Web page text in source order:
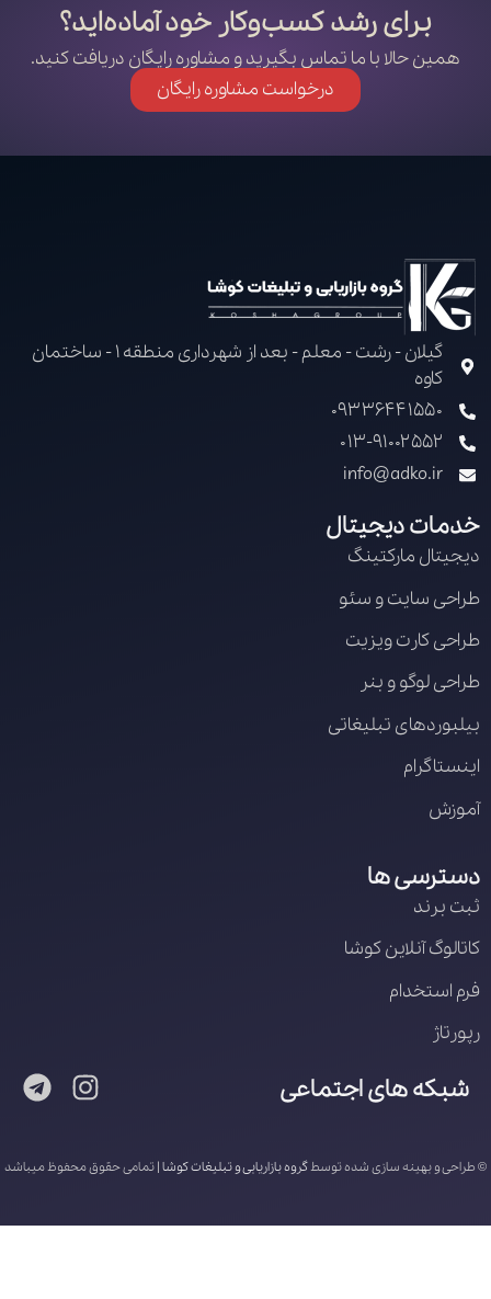
برای رشد کسب‌وکار خود آماده‌اید؟
همین حالا با ما تماس بگیرید و مشاوره رایگان دریافت کنید.
درخواست مشاوره رایگان
گیلان - رشت - معلم - بعد از شهرداری منطقه 1 - ساختمان
کاوه
09336441550
013-91002552
info@adko.ir
خدمات دیجیتال
دیجیتال مارکتینگ
طراحی سایت و سئو
طراحی کارت ویزیت
طراحی لوگو و بنر
بیلبوردهای تبلیغاتی
اینستاگرام
آموزش
دسترسی ها
ثبت برند
کاتالوگ آنلاین کوشا
فرم استخدام
رپورتاژ
شبکه های اجتماعی
© طراحی و بهینه سازی شده توسطگروه بازاریابی و تبلیغات کوشا| تمامی حقوق محفوظ میباشد